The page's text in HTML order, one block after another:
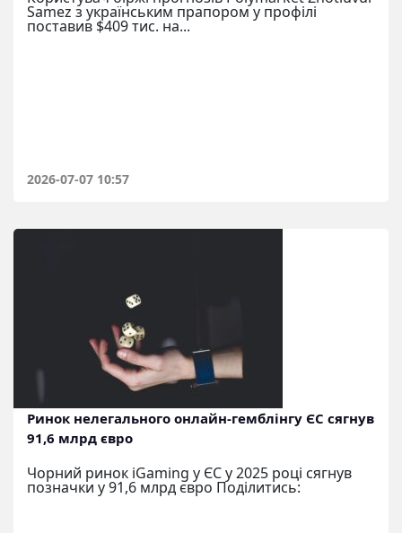
Samez з українським прапором у профілі
поставив $409 тис. на...
2026-07-07 10:57
Ринок нелегального онлайн-гемблінгу ЄС сягнув
91,6 млрд євро
Чорний ринок iGaming у ЄС у 2025 році сягнув
позначки у 91,6 млрд євро Поділитись: